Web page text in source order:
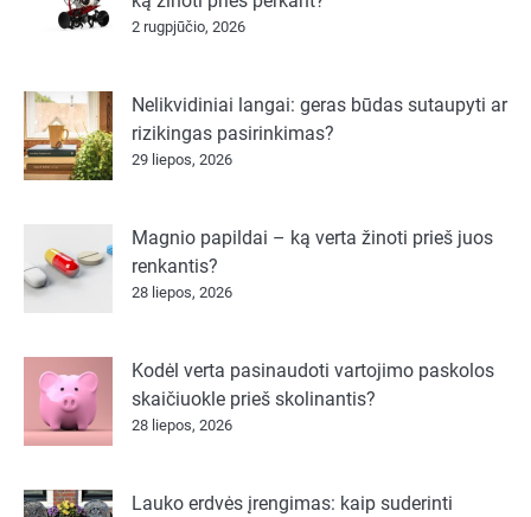
2 rugpjūčio, 2026
Nelikvidiniai langai: geras būdas sutaupyti ar
rizikingas pasirinkimas?
29 liepos, 2026
Magnio papildai – ką verta žinoti prieš juos
renkantis?
28 liepos, 2026
Kodėl verta pasinaudoti vartojimo paskolos
skaičiuokle prieš skolinantis?
28 liepos, 2026
Lauko erdvės įrengimas: kaip suderinti